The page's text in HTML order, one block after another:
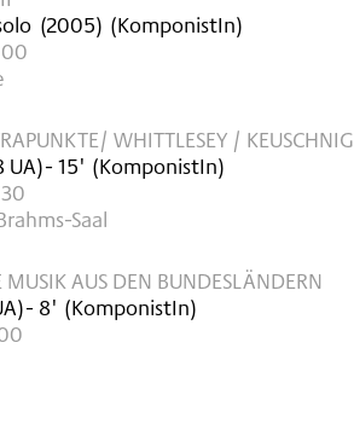
(2005) (KomponistIn)
WHITTLESEY / KEUSCHNIG
UA)- 15' (KomponistIn)
Saal
AUS DEN BUNDESLÄNDERN
)- 8' (KomponistIn)